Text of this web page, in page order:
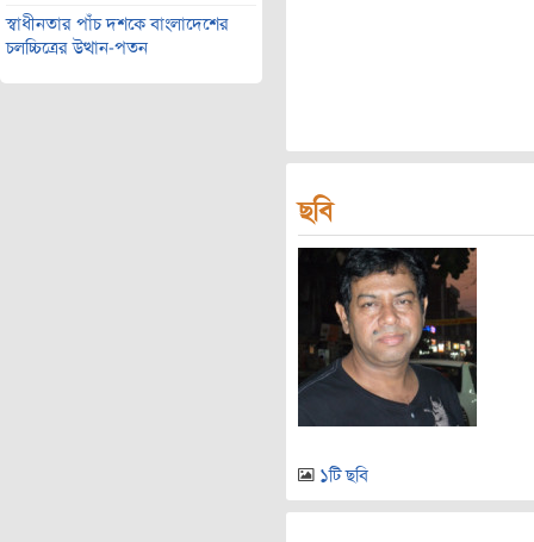
স্বাধীনতার পাঁচ দশকে বাংলাদেশের
চলচ্চিত্রের উত্থান-পতন
ছবি
১টি ছবি